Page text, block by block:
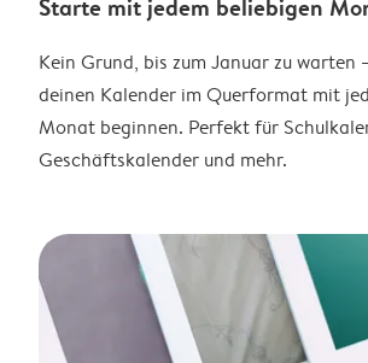
Starte mit jedem beliebigen
Kein Grund, bis zum Januar zu warten
deinen Kalender im Querformat mit
Monat beginnen. Perfekt für
Geschäftskalender und mehr.